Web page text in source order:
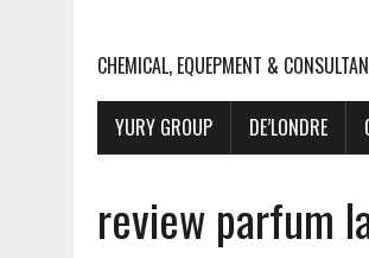
CHEMICAL, EQUEPMENT &
YURY GROUP DE’LONDRE
review parfum